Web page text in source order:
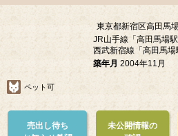
アクティス高田馬場四丁目
東京都新宿区高田馬
JR山手線「高田馬場
西武新宿線「高田馬